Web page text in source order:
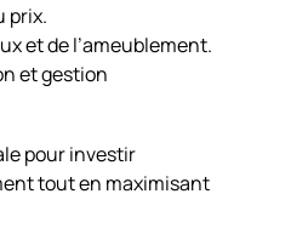
prix.
et de l’ameublement.
et gestion
pour investir
tout en maximisant